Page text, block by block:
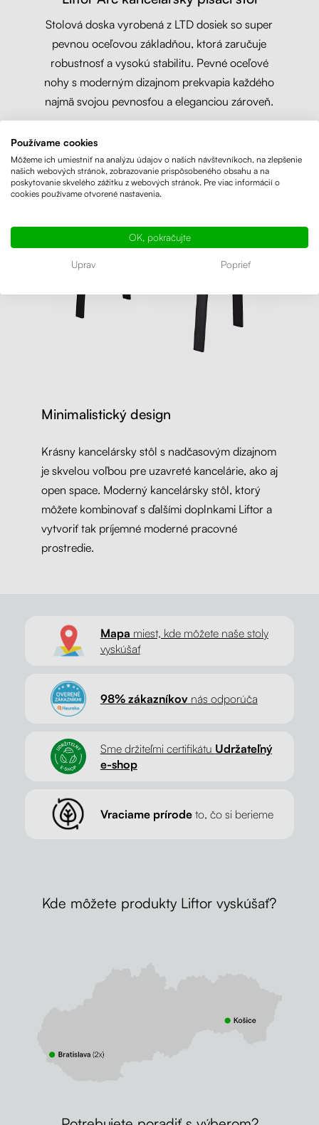
Stolová doska vyrobená z LTD dosiek so super
pevnou oceľovou základňou, ktorá zaručuje
robustnosť a vysokú stabilitu. Pevné oceľové
nohy s moderným dizajnom prekvapia každého
najmä svojou pevnosťou a eleganciou zároveň.
Minimalistický design
Krásny kancelársky stôl s nadčasovým dizajnom
je skvelou voľbou pre uzavreté kancelárie, ako aj
open space. Moderný kancelársky stôl, ktorý
môžete kombinovať s ďalšími doplnkami Liftor a
vytvoriť tak príjemné moderné pracovné
prostredie.
Mapa miest, kde môžete naše stoly
vyskúšať
98% zákazníkovnás odporúča
Sme držiteľmi certifikátu Udržateľný
e-shop
Vraciame prírodeto, čo si berieme
Kde môžete produkty Liftor vyskúšať?
Používame cookies
Môžeme ich umiestniť na analýzu údajov o našich návštevníkoch, na zlepšenie
našich webových stránok, zobrazovanie prispôsobeného obsahu a na
poskytovanie skvelého zážitku z webových stránok. Pre viac informácií o
cookies používame otvorené nastavenia.
OK, pokračujte
Uprav Poprieť